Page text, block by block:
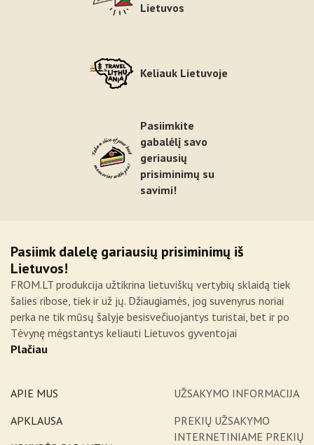
Lietuvos
Keliauk Lietuvoje
Pasiimkite
gabalėlį savo
geriausių
prisiminimų su
savimi!
Pasiimk dalelę gariausių prisiminimų iš
Lietuvos!
FROM.LT produkcija užtikrina lietuviškų vertybių sklaidą tiek
šalies ribose, tiek ir už jų. Džiaugiamės, jog suvenyrus noriai
perka ne tik mūsų šalyje besisvečiuojantys turistai, bet ir po
Tėvynę mėgstantys keliauti Lietuvos gyventojai
Plačiau
APIE MUS
APKLAUSA
UŽSAKYMO INFORMACIJA
PREKIŲ UŽSAKYMO
INTERNETINIAME PREKIŲ